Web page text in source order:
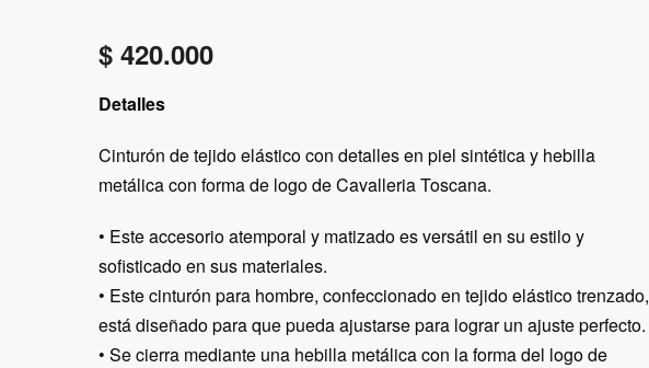
$ 420.000
Detalles
Cinturón de tejido elástico con detalles en piel sintética y hebilla
metálica con forma de logo de Cavalleria Toscana.
• Este accesorio atemporal y matizado es versátil en su estilo y
sofisticado en sus materiales.
• Este cinturón para hombre, confeccionado en tejido elástico trenzado,
está diseñado para que pueda ajustarse para lograr un ajuste perfecto.
• Se cierra mediante una hebilla metálica con la forma del logo de